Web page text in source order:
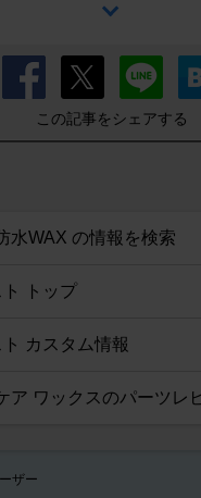
この記事をシェアする
水WAX の情報を検索
ト トップ
ト カスタム情報
ア ワックスのパーツレ
ザー